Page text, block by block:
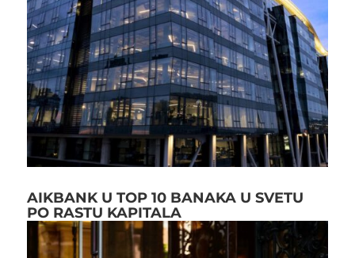
AIKBANK U TOP 10 BANAKA U SVETU
PO RASTU KAPITALA